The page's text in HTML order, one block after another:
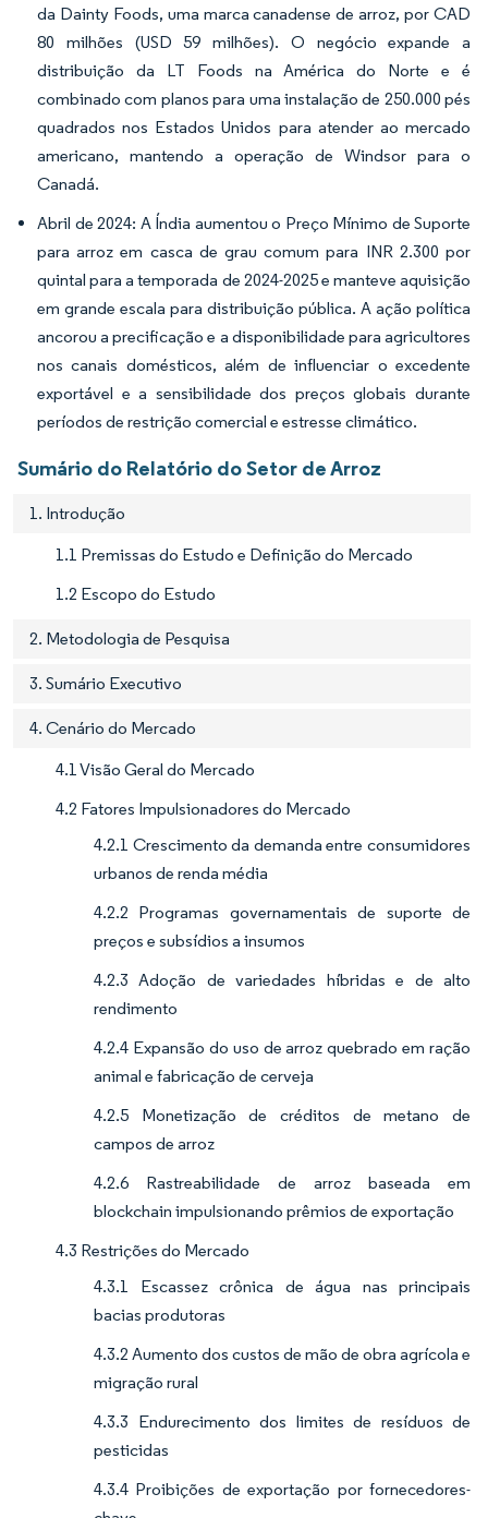
da Dainty Foods, uma marca canadense de arroz, por CAD
80 milhões (USD 59 milhões). O negócio expande a
distribuição da LT Foods na América do Norte e é
combinado com planos para uma instalação de 250.000 pés
quadrados nos Estados Unidos para atender ao mercado
americano, mantendo a operação de Windsor para o
Canadá.
Abril de 2024: A Índia aumentou o Preço Mínimo de Suporte
para arroz em casca de grau comum para INR 2.300 por
quintal para a temporada de 2024-2025 e manteve aquisição
em grande escala para distribuição pública. A ação política
ancorou a precificação e a disponibilidade para agricultores
nos canais domésticos, além de influenciar o excedente
exportável e a sensibilidade dos preços globais durante
períodos de restrição comercial e estresse climático.
Sumário do Relatório do Setor de Arroz
1. Introdução
1.1 Premissas do Estudo e Definição do Mercado
1.2 Escopo do Estudo
2. Metodologia de Pesquisa
3. Sumário Executivo
4. Cenário do Mercado
4.1 Visão Geral do Mercado
4.2 Fatores Impulsionadores do Mercado
4.2.1 Crescimento da demanda entre consumidores
urbanos de renda média
4.2.2 Programas governamentais de suporte de
preços e subsídios a insumos
4.2.3 Adoção de variedades híbridas e de alto
rendimento
4.2.4 Expansão do uso de arroz quebrado em ração
animal e fabricação de cerveja
4.2.5 Monetização de créditos de metano de
campos de arroz
4.2.6 Rastreabilidade de arroz baseada em
blockchain impulsionando prêmios de exportação
4.3 Restrições do Mercado
4.3.1 Escassez crônica de água nas principais
bacias produtoras
4.3.2 Aumento dos custos de mão de obra agrícola e
migração rural
4.3.3 Endurecimento dos limites de resíduos de
pesticidas
4.3.4 Proibições de exportação por fornecedores-